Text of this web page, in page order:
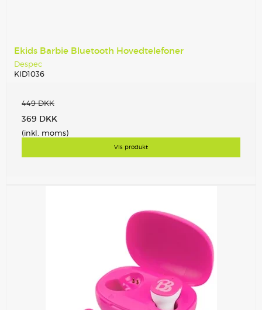
Ekids Barbie Bluetooth Hovedtelefoner
Despec
KID1036
449 DKK
369 DKK
(inkl. moms)
Vis produkt